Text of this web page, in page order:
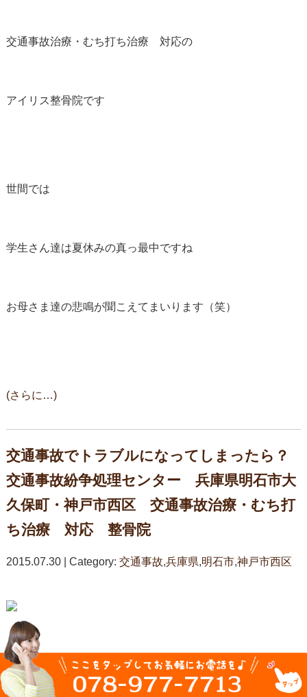
交通事故治療・むち打ち治療 対応の
アイリス整骨院です
世間では
学生さん達は夏休みの真っ最中ですね
お母さま達の悲鳴が聞こえてまいります（笑）
(さらに…)
交通事故でトラブルになってしまったら？
交通事故紛争処理センター 兵庫県明石市大
久保町・神戸市西区 交通事故治療・むち打
ち治療 対応 整骨院
2015.07.30 | Category: 交通事故,兵庫県,明石市,神戸市西区